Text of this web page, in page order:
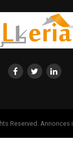
Reserved.